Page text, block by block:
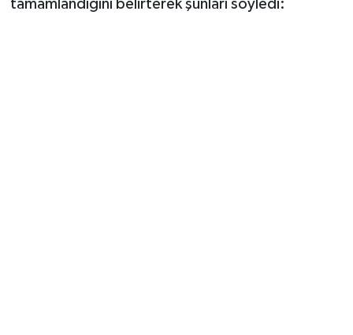
tamamlandığını belirterek şunları söyledi: